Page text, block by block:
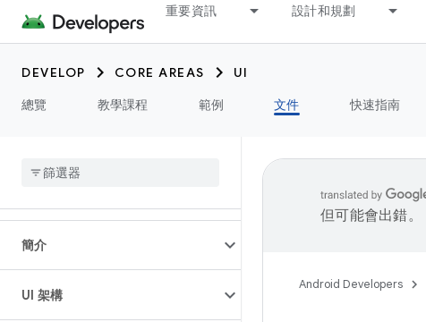
重要資訊 設計和規劃
DEVELOP CORE AREAS
UI
總覽
教學課程 範例 文件 快速指南
簡介
UI 架構
但可能會出錯。
Android Developers